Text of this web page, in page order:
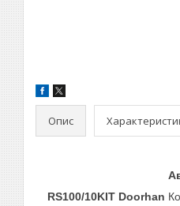
Опис
RS100/10KIT Doorhan